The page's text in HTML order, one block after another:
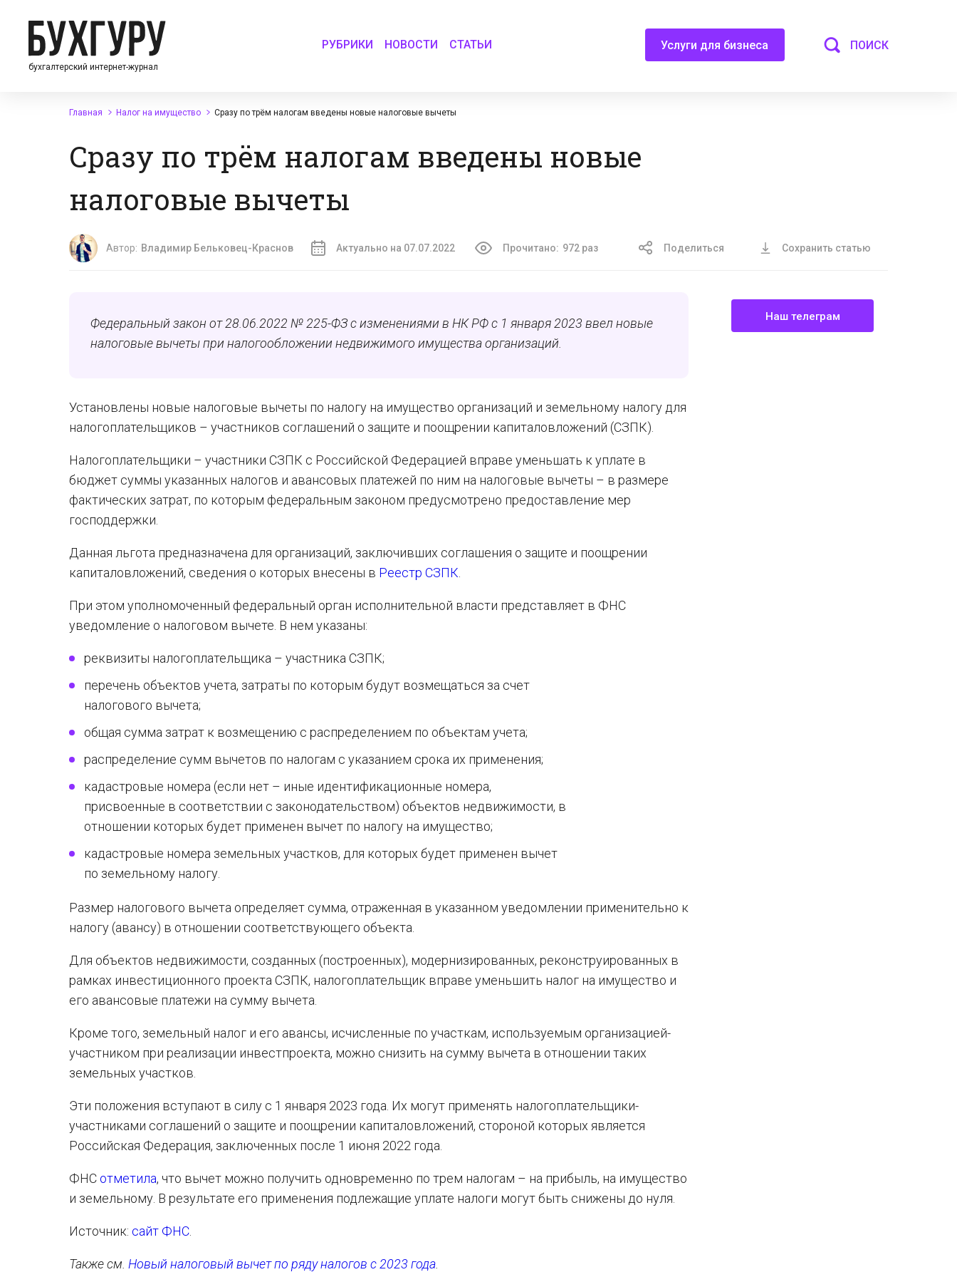
бухгалтерский интернет-журнал
РУБРИКИ НОВОСТИ СТАТЬИ Услуги для бизнеса ПОИСК
Главная Налог на имущество Сразу по трём налогам введены новые налоговые вычеты
Сразу по трём налогам введены новые
налоговые вычеты
Автор: Владимир Бельковец-Краснов Актуально на 07.07.2022 Прочитано: 972 раз Поделиться Сохранить статью
Наш телеграм
Федеральный закон от 28.06.2022 № 225-ФЗ с изменениями в НК РФ с 1 января 2023 ввел новые
налоговые вычеты при налогообложении недвижимого имущества организаций.
Установлены новые налоговые вычеты по налогу на имущество организаций и земельному налогу для
налогоплательщиков – участников соглашений о защите и поощрении капиталовложений (СЗПК).
Налогоплательщики – участники СЗПК с Российской Федерацией вправе уменьшать к уплате в
бюджет суммы указанных налогов и авансовых платежей по ним на налоговые вычеты – в размере
фактических затрат, по которым федеральным законом предусмотрено предоставление мер
господдержки.
Данная льгота предназначена для организаций, заключивших соглашения о защите и поощрении
капиталовложений, сведения о которых внесены в Реестр СЗПК
При этом уполномоченный федеральный орган исполнительной власти представляет в ФНС
уведомление о налоговом вычете. В нем указаны:
реквизиты налогоплательщика – участника СЗПК;
перечень объектов учета, затраты по которым будут возмещаться за счет
налогового вычета;
общая сумма затрат к возмещению с распределением по объектам учета;
распределение сумм вычетов по налогам с указанием срока их применения;
кадастровые номера (если нет – иные идентификационные номера,
присвоенные в соответствии с законодательством) объектов недвижимости, в
отношении которых будет применен вычет по налогу на имущество;
кадастровые номера земельных участков, для которых будет применен вычет
по земельному налогу.
Размер налогового вычета определяет сумма, отраженная в указанном уведомлении применительно к
налогу (авансу) в отношении соответствующего объекта.
Для объектов недвижимости, созданных (построенных), модернизированных, реконструированных в
рамках инвестиционного проекта СЗПК, налогоплательщик вправе уменьшить налог на имущество и
его авансовые платежи на сумму вычета.
Кроме того, земельный налог и его авансы, исчисленные по участкам, используемым организацией-
участником при реализации инвестпроекта, можно снизить на сумму вычета в отношении таких
земельных участков.
Эти положения вступают в силу с 1 января 2023 года. Их могут применять налогоплательщики-
участниками соглашений о защите и поощрении капиталовложений, стороной которых является
Российская Федерация, заключенных после 1 июня 2022 года.
ФНС отметила, что вычет можно получить одновременно по трем налогам – на прибыль, на имущество
и земельному. В результате его применения подлежащие уплате налоги могут быть снижены до нуля.
Источник: сайт ФНС
Также см. Новый налоговый вычет по ряду налогов с 2023 года